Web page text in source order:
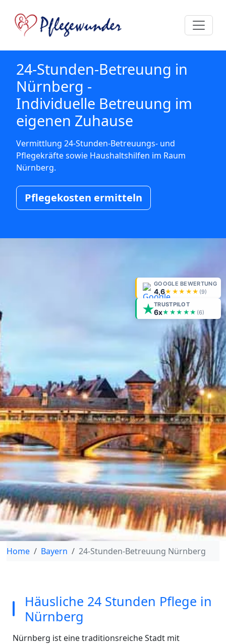
GOOGLE BEWERTUNG
4,6★★★★★ (9)
TRUSTPILOT
6x★★★★★ (6)
24-Stunden-Betreuung in
Nürnberg -
Individuelle Betreuung im
eigenen Zuhause
Vermittlung 24-Stunden-Betreuungs- und
Pflegekräfte sowie Haushaltshilfen im Raum
Nürnberg.
Pflegekosten ermitteln
Home Bayern 24-Stunden-Betreuung Nürnberg
Häusliche 24 Stunden Pflege in
Nürnberg
Nürnberg ist eine traditionsreiche Stadt mit